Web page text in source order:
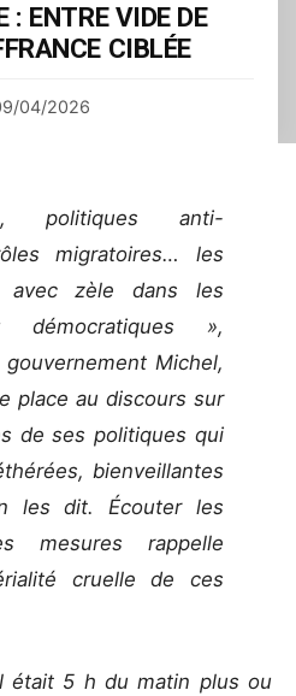
: ENTRE VIDE DE
CIBLÉE
04/2026
politiques anti-
migratoires… les
avec zèle dans les
démocratiques »,
Michel,
place au discours sur
de ses politiques qui
bienveillantes
les dit. Écouter les
mesures rappelle
cruelle de ces
était 5 h du matin plus ou